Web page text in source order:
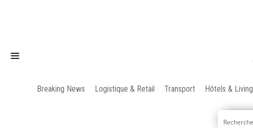
Breaking News Logistique & Retail Transport Hôtels & Living